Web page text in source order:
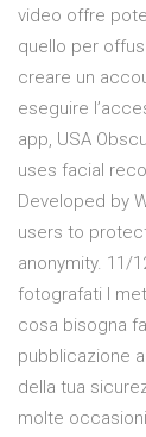
video offre
quello per
creare un
eseguire
app, USA
uses facial
Developed by
users to
anonymity. 11/
fotografati I
cosa bisogna
pubblicazione
della tua
molte